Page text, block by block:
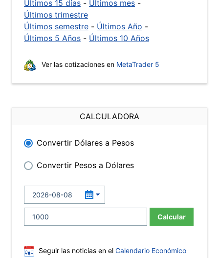
Últimos 15 días - Últimos mes -
Últimos trimestre
Últimos semestre - Últimos Año -
Últimos 5 Años - Últimos 10 Años
Ver las cotizaciones en MetaTrader 5
CALCULADORA
Convertir Dólares a Pesos
Convertir Pesos a Dólares
Calcular
Seguir las noticias en el Calendario Económico